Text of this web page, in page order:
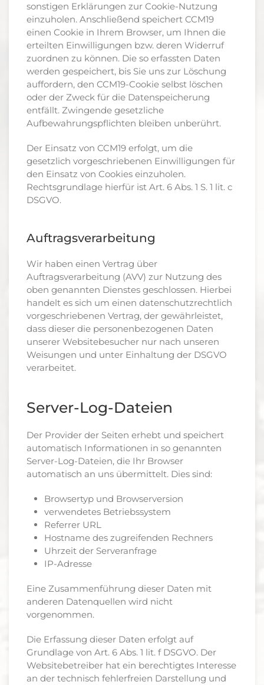
sonstigen Erklärungen zur Cookie-Nutzung
einzuholen. Anschließend speichert CCM19
einen Cookie in Ihrem Browser, um Ihnen die
erteilten Einwilligungen bzw. deren Widerruf
zuordnen zu können. Die so erfassten Daten
werden gespeichert, bis Sie uns zur Löschung
auffordern, den CCM19-Cookie selbst löschen
oder der Zweck für die Datenspeicherung
entfällt. Zwingende gesetzliche
Aufbewahrungspflichten bleiben unberührt.
Der Einsatz von CCM19 erfolgt, um die
gesetzlich vorgeschriebenen Einwilligungen für
den Einsatz von Cookies einzuholen.
Rechtsgrundlage hierfür ist Art. 6 Abs. 1 S. 1 lit. c
DSGVO.
Auftragsverarbeitung
Wir haben einen Vertrag über
Auftragsverarbeitung (AVV) zur Nutzung des
oben genannten Dienstes geschlossen. Hierbei
handelt es sich um einen datenschutzrechtlich
vorgeschriebenen Vertrag, der gewährleistet,
dass dieser die personenbezogenen Daten
unserer Websitebesucher nur nach unseren
Weisungen und unter Einhaltung der DSGVO
verarbeitet.
Server-Log-Dateien
Der Provider der Seiten erhebt und speichert
automatisch Informationen in so genannten
Server-Log-Dateien, die Ihr Browser
automatisch an uns übermittelt. Dies sind:
Browsertyp und Browserversion
verwendetes Betriebssystem
Referrer URL
Hostname des zugreifenden Rechners
Uhrzeit der Serveranfrage
IP-Adresse
Eine Zusammenführung dieser Daten mit
anderen Datenquellen wird nicht
vorgenommen.
Die Erfassung dieser Daten erfolgt auf
Grundlage von Art. 6 Abs. 1 lit. f DSGVO. Der
Websitebetreiber hat ein berechtigtes Interesse
an der technisch fehlerfreien Darstellung und